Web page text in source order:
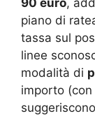
90 euro,
piano di
tassa sul
linee
modalità di
importo